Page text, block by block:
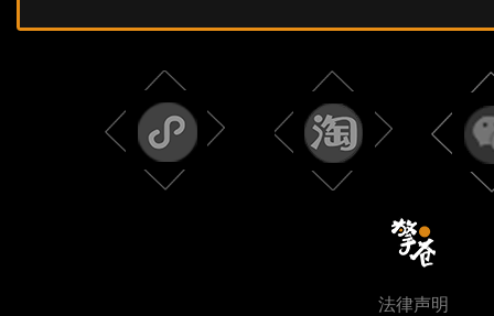
法律声明